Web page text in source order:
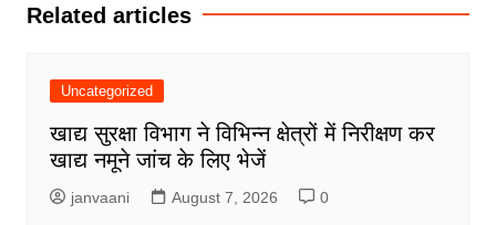
Related articles
Uncategorized
खाद्य सुरक्षा विभाग ने विभिन्न क्षेत्रों में निरीक्षण कर
खाद्य नमूने जांच के लिए भेजें
janvaani August 7, 2026 0